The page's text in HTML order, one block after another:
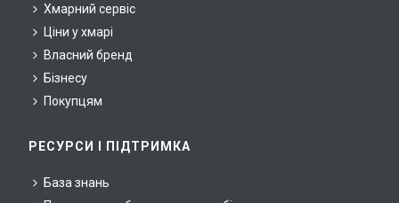
Хмарний сервіс
Ціни у хмарі
Власний бренд
Бізнесу
Покупцям
РЕСУРСИ І ПІДТРИМКА
База знань